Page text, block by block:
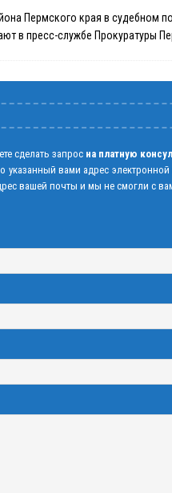
Пермского края в судебном
в пресс-службе Прокуратуры
сделать запрос на платную
вами адрес
вашей почты и мы не смогли с